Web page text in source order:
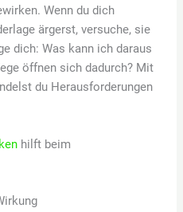
Wenn du dich
ärgerst, versuche, sie
dich: Was kann ich daraus
öffnen sich dadurch? Mit
du Herausforderungen
hilft beim